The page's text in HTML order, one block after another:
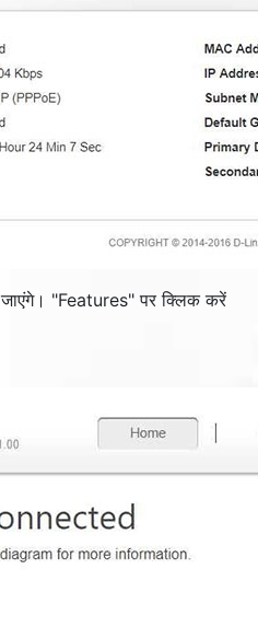
"Features" पर क्लिक करें